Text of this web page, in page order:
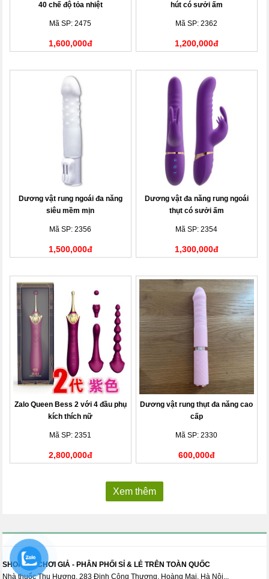
40 chế độ tỏa nhiệt
Mã SP: 2475
1,600,000đ
hút có sưởi ấm
Mã SP: 2362
1,200,000đ
Dương vật rung ngoái đa năng
siêu mềm mịn
Mã SP: 2356
1,500,000đ
Dương vật đa năng rung ngoái
thụt có sưởi ấm
Mã SP: 2354
1,300,000đ
Zalo Queen Bess 2 với 4 đầu phụ
kích thích nữ
Mã SP: 2351
2,800,000đ
Dương vật rung thụt đa năng cao
cấp
Mã SP: 2330
600,000đ
Xem thêm
SHOP ĐỒ CHƠI GIẢ - PHÂN PHỐI SỈ & LẺ TRÊN TOÀN QUỐC
Nhà thuốc Thu Hương, 283 Định Công Thượng, Hoàng Mai, Hà Nội...